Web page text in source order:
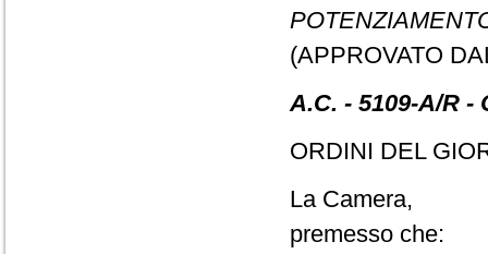
(APPROVATO
A.C. - 5109-A/R
ORDINI DEL
La Camera,
premesso che: